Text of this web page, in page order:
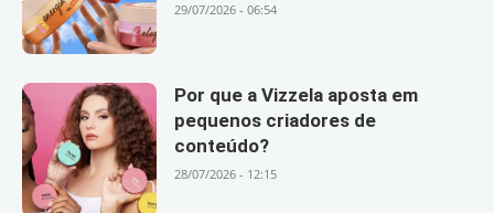
29/07/2026 - 06:54
Por que a Vizzela aposta em
pequenos criadores de
conteúdo?
28/07/2026 - 12:15